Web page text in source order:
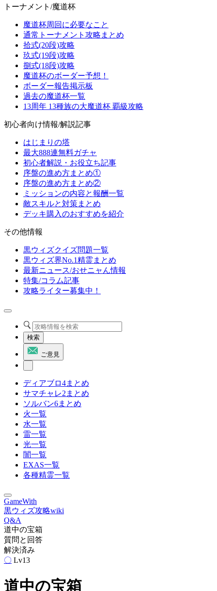
トーナメント/魔道杯
魔道杯周回に必要なこと
通常トーナメント攻略まとめ
拾式(20段)攻略
玖式(19段)攻略
捌式(18段)攻略
魔道杯のボーダー予想！
ボーダー報告掲示板
過去の魔道杯一覧
13周年 13種族の大魔道杯 覇級攻略
初心者向け情報/解説記事
はじまりの塔
最大888連無料ガチャ
初心者解説・お役立ち記事
序盤の進め方まとめ①
序盤の進め方まとめ②
ミッションの内容と報酬一覧
敵スキルと対策まとめ
デッキ購入のおすすめを紹介
その他情報
黒ウィズクイズ問題一覧
黒ウィズ界No.1精霊まとめ
最新ニュース/おせニャん情報
特集/コラム記事
攻略ライター募集中！
検索
ご意見
ディアブロ4まとめ
サマチャレ2まとめ
ソルバン6まとめ
火一覧
水一覧
雷一覧
光一覧
闇一覧
EXAS一覧
各種精霊一覧
GameWith
黒ウィズ攻略wiki
Q&A
道中の宝箱
質問と回答
解決済み
〇 Lv13
道中の宝箱